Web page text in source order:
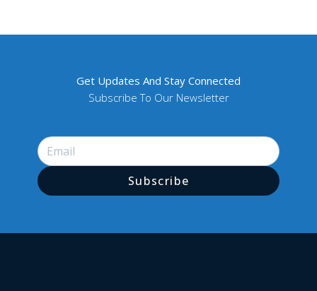
Get Updates And Stay Connected
Subscribe To Our Newsletter
Subscribe